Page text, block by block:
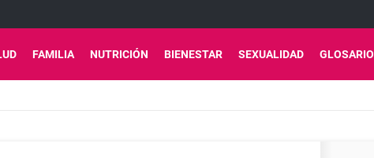
FAMILIA NUTRICIÓN BIENESTAR SEXUALIDAD GLOSARIO